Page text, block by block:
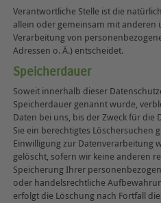
Verantwortliche Stelle ist die
allein oder gemeinsam mit anderen
Verarbeitung von
Adressen o. Ä.) entscheidet.
Speicherdauer
Soweit innerhalb dieser
Speicherdauer genannt wurde,
Daten bei uns, bis der Zweck für die
Sie ein berechtigtes Löschersuchen
Einwilligung zur Datenverarbeitung
gelöscht, sofern wir keine anderen
Speicherung Ihrer
oder handelsrechtliche
erfolgt die Löschung nach Fortfall